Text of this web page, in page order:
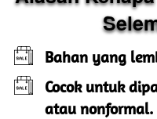
Bahan yang
Cocok untuk
atau nonformal.